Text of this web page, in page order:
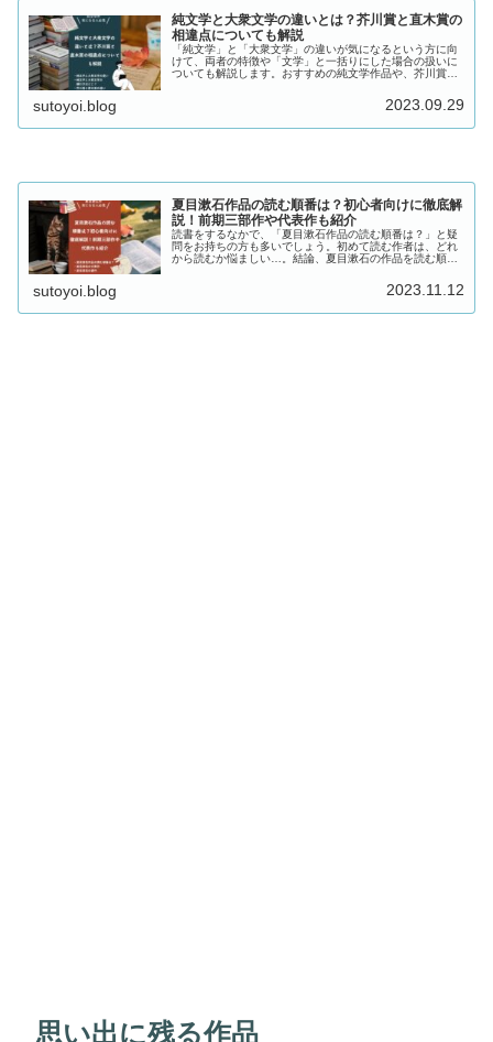
純文学と大衆文学の違いとは？芥川賞と直木賞の
相違点についても解説
「純文学」と「大衆文学」の違いが気になるという方に向
けて、両者の特徴や「文学」と一括りにした場合の扱いに
ついても解説します。おすすめの純文学作品や、芥川賞と
sutoyoi.blog 2023.09.29
夏目漱石作品の読む順番は？初心者向けに徹底解
説！前期三部作や代表作も紹介
読書をするなかで、「夏目漱石作品の読む順番は？」と疑
問をお持ちの方も多いでしょう。初めて読む作者は、どれ
から読むか悩ましい…。結論、夏目漱石の作品を読む順番
sutoyoi.blog 2023.11.12
思い出に残る作品